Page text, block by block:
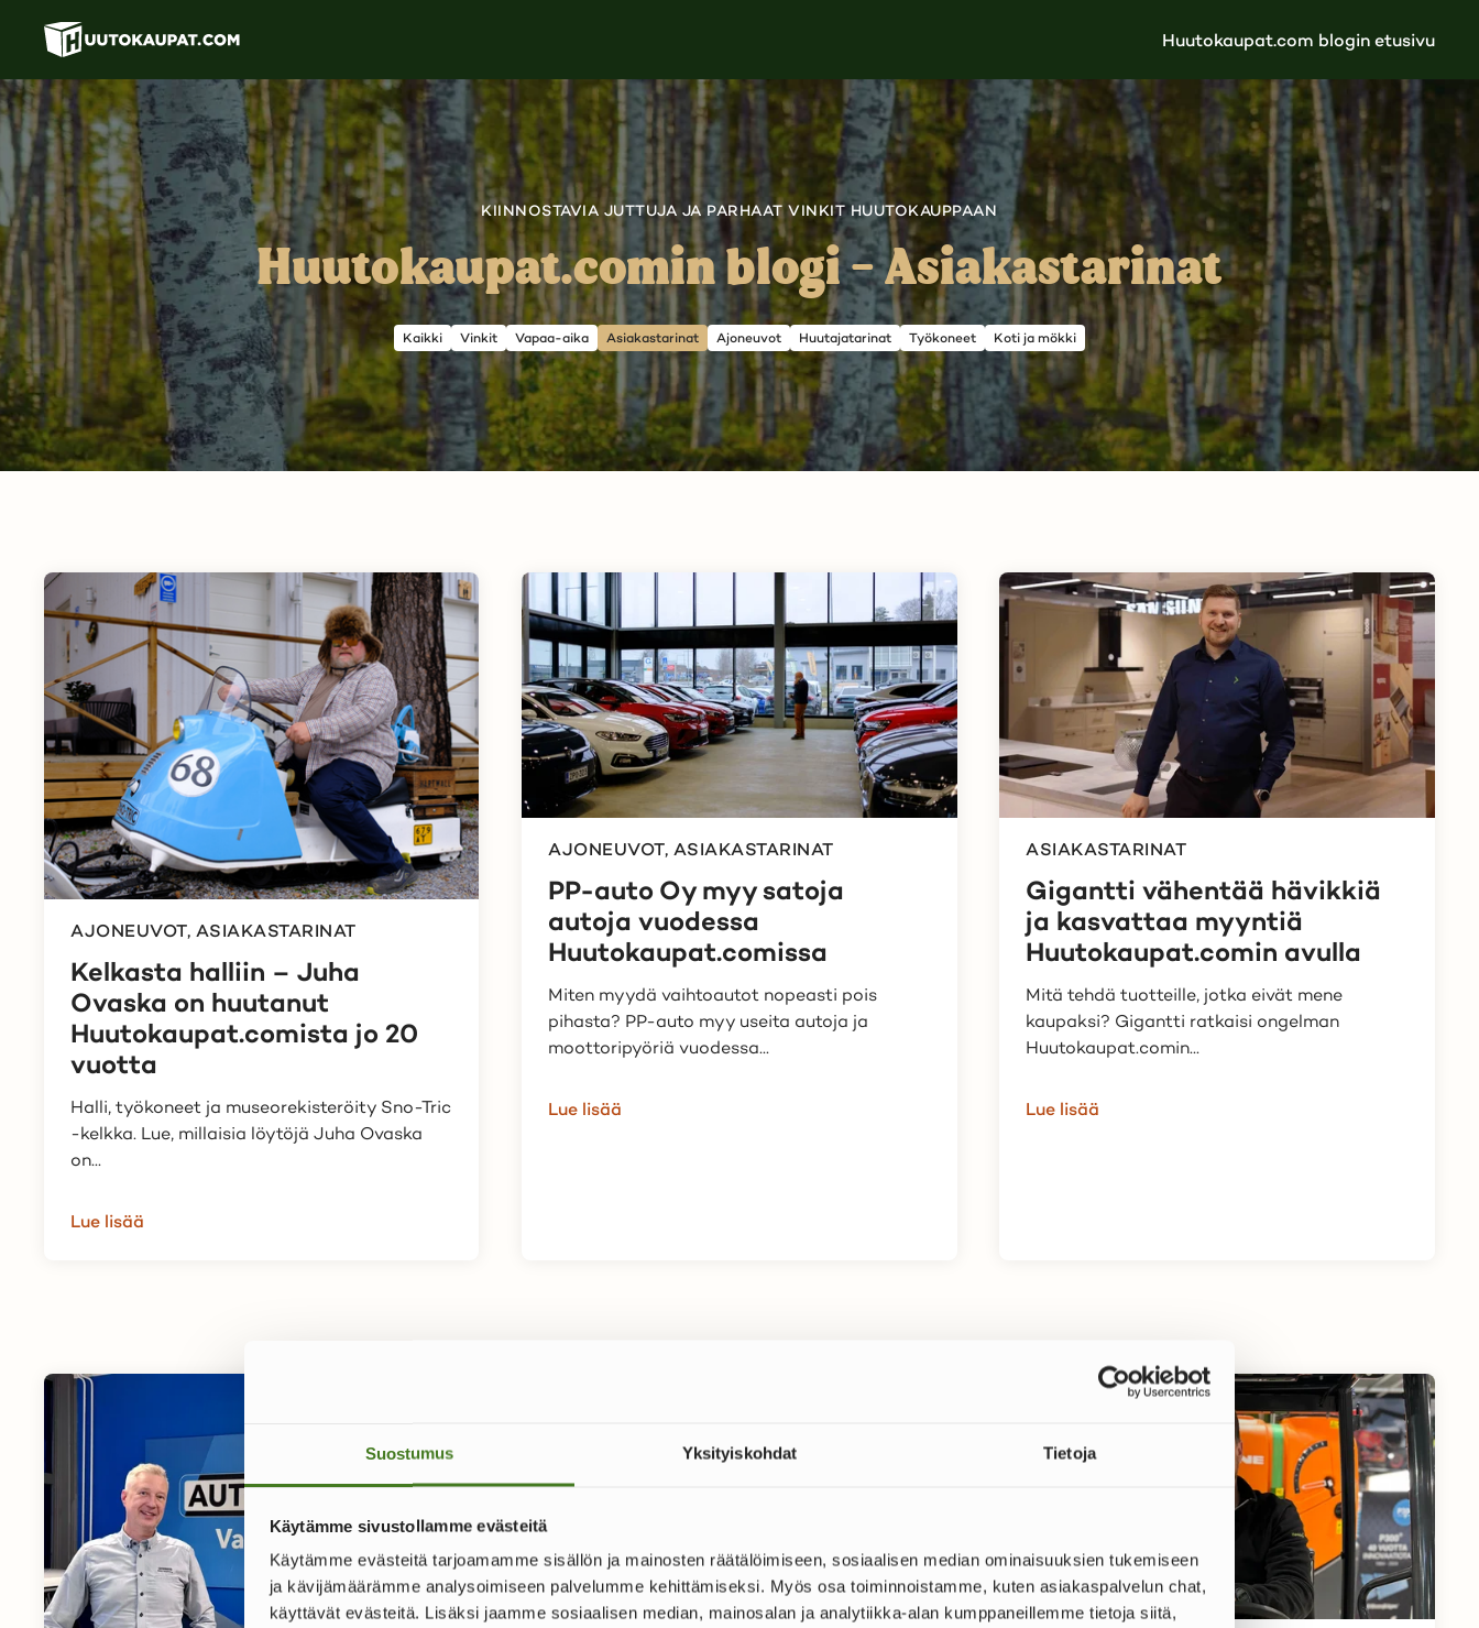
Suostumus Yksityiskohdat Tietoja
Käytämme sivustollamme evästeitä
Käytämme evästeitä tarjoamamme sisällön ja mainosten räätälöimiseen, sosiaalisen median ominaisuuksien tukemiseen
ja kävijämäärämme analysoimiseen palvelumme kehittämiseksi. Myös osa toiminnoistamme, kuten asiakaspalvelun chat,
käyttävät evästeitä. Lisäksi jaamme sosiaalisen median, mainosalan ja analytiikka-alan kumppaneillemme tietoja siitä,
pääsisältöön
Huutokaupat.com blogin etusivu
KIINNOSTAVIA JUTTUJA JA PARHAAT VINKIT HUUTOKAUPPAAN
Huutokaupat.comin blogi – Asiakastarinat
Kaikki Vinkit Vapaa-aika Asiakastarinat Ajoneuvot Huutajatarinat Työkoneet Koti ja mökki
AJONEUVOT, ASIAKASTARINAT
Kelkasta halliin – Juha
Ovaska on huutanut
Huutokaupat.comista jo 20
vuotta
Halli, työkoneet ja museorekisteröity Sno-Tric
-kelkka. Lue, millaisia löytöjä Juha Ovaska
on...
Lue lisää
AJONEUVOT, ASIAKASTARINAT
PP-auto Oy myy satoja
autoja vuodessa
Huutokaupat.comissa
Miten myydä vaihtoautot nopeasti pois
pihasta? PP-auto myy useita autoja ja
moottoripyöriä vuodessa...
Lue lisää
ASIAKASTARINAT
Gigantti vähentää hävikkiä
ja kasvattaa myyntiä
Huutokaupat.comin avulla
Mitä tehdä tuotteille, jotka eivät mene
kaupaksi? Gigantti ratkaisi ongelman
Huutokaupat.comin...
Lue lisää